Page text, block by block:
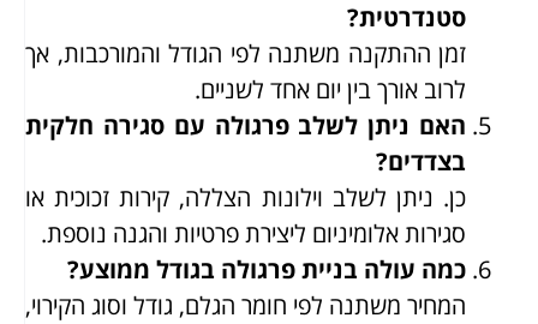
סטנדרטית?
זמן ההתקנה משתנה לפי הגודל והמורכבות, אך
לרוב אורך בין יום אחד לשניים.
האם ניתן לשלב פרגולה עם סגירה חלקית
בצדדים?
כן. ניתן לשלב וילונות הצללה, קירות זכוכית או
סגירות אלומיניום ליצירת פרטיות והגנה נוספת.
כמה עולה בניית פרגולה בגודל ממוצע?
המחיר משתנה לפי חומר הגלם, גודל וסוג הקירוי,